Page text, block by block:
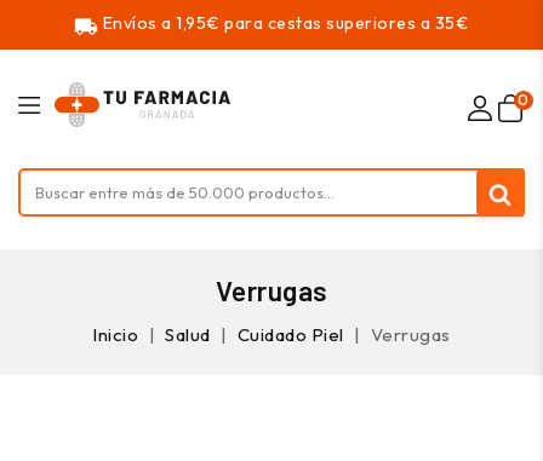
local_shipping Envíos a 1,95€ para cestas superiores a 35€
0
Verrugas
Inicio Salud Cuidado Piel Verrugas